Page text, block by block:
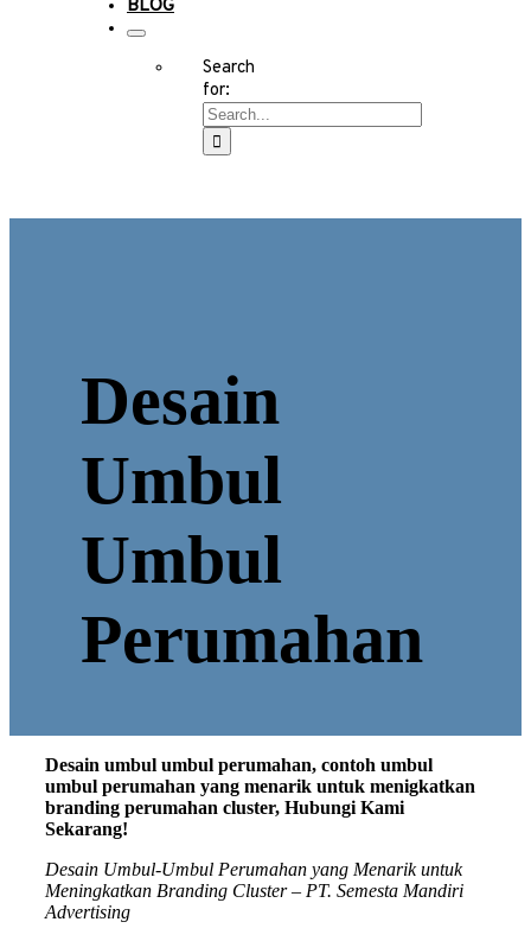
BLOG
Search
for:
Desain
Umbul
Umbul
Perumahan
Desain umbul umbul perumahan, contoh umbul
umbul perumahan yang menarik untuk menigkatkan
branding perumahan cluster, Hubungi Kami
Sekarang!
Desain Umbul-Umbul Perumahan yang Menarik untuk
Meningkatkan Branding Cluster – PT. Semesta Mandiri
Advertising